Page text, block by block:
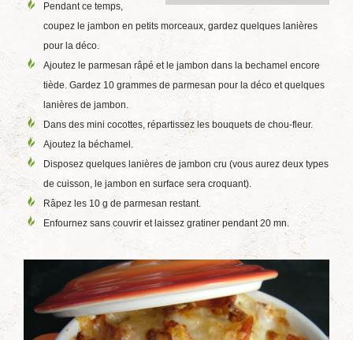
Pendant ce temps,
coupez le jambon en petits morceaux, gardez quelques lanières
pour la déco.
Ajoutez le parmesan râpé et le jambon dans la bechamel encore
tiède. Gardez 10 grammes de parmesan pour la déco et quelques
lanières de jambon.
Dans des mini cocottes, répartissez les bouquets de chou-fleur.
Ajoutez la béchamel.
Disposez quelques lanières de jambon cru (vous aurez deux types
de cuisson, le jambon en surface sera croquant).
Râpez les 10 g de parmesan restant.
Enfournez sans couvrir et laissez gratiner pendant 20 mn.